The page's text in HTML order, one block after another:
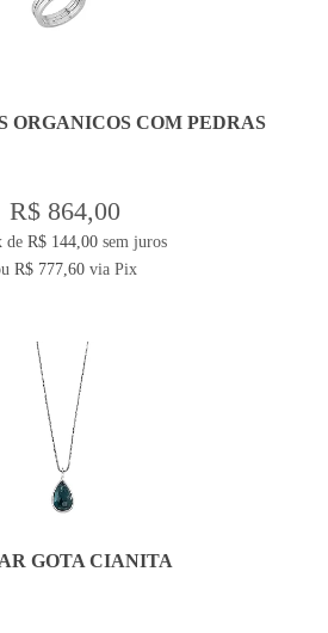
ORGANICOS COM PEDRAS
R$ 864,00
deR$ 144,00 sem juros
R$ 777,60via Pix
GOTA CIANITA